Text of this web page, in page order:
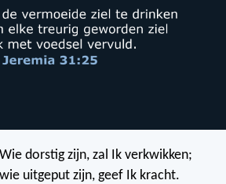
Wie dorstig zijn, zal Ik verkwikken;
wie uitgeput zijn, geef Ik kracht.